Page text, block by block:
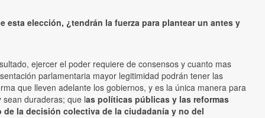
esta elección, ¿tendrán la fuerza para plantear un antes y
ejercer el poder requiere de consensos y cuanto mas
parlamentaria mayor legitimidad podrán tener las
que lleven adelante los gobiernos, y es la única manera para
duraderas; que las políticas públicas y las reformas
de la decisión colectiva de la ciudadanía y no del